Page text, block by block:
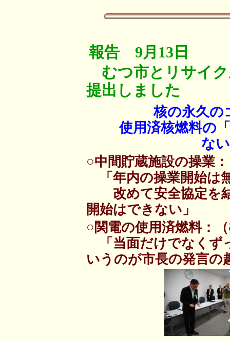
報告 9月13日
むつ市とリサイク
提出しました
核の永久の
使用済核燃料の「
な
○中間貯蔵施設の操業
「年内の操業開始は
改めて安全協定を結
開始はできない」
○関電の使用済燃料：
「当面だけでなくず
いうのが市長の発言の